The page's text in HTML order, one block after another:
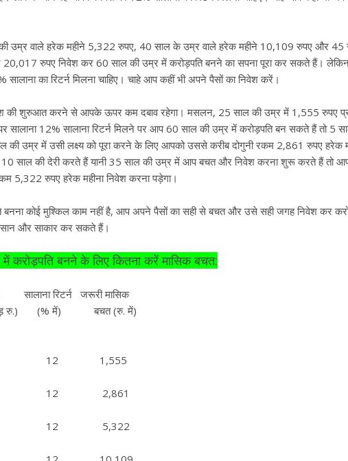
उम्र वाले हरेक महीने 5,322 रुपए, 40 साल के उम्र वाले हरेक महीने 10,109 रुपए और 45
20,017 रुपए निवेश कर 60 साल की उम्र में करोड़पति बनने का सपना पूरा कर सकते हैं। लेकिन
का रिटर्न मिलना चाहिए। चाहे आप कहीं भी अपने पैसों का निवेश करें।
की शुरुआत करने से आपके ऊपर कम दबाव रहेगा। मसलन, 25 साल की उम्र में 1,555 रुपए
12% सालाना रिटर्न मिलने पर आप 60 साल की उम्र में करोड़पति बन सकते हैं तो 5
की उम्र में उसी लक्ष्य को पूरा करने के लिए आपको उससे करीब दोगुनी रकम 2,861 रुपए हरेक
साल की देरी करते हैं यानी 35 साल की उम्र में आप बचत और निवेश करना शुरू करते हैं तो
5,322 रुपए हरेक महीना निवेश करना पड़ेगा।
बनना कोई मुश्किल काम नहीं है, आप अपने पैसों का सही से बचत और उसे सही जगह निवेश कर
और साकार कर सकते हैं।
करोड़पति बनने के लिए कितना करें मासिक बचत:
रिटर्न जरूरी मासिक
रु.) (% में) बचत (रु. में)
1 12 1,555
1 12 2,861
1 12 5,322